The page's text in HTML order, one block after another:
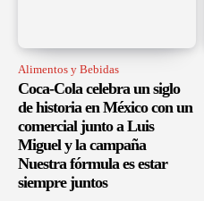
Alimentos y Bebidas
Coca-Cola celebra un siglo
de historia en México con un
comercial junto a Luis
Miguel y la campaña
Nuestra fórmula es estar
siempre juntos